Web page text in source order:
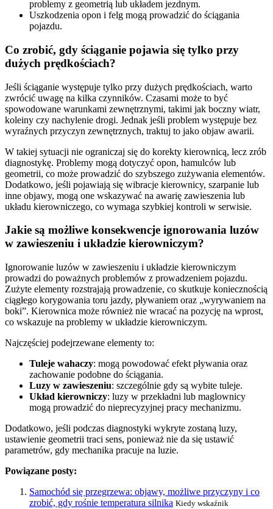
problemy z geometrią lub układem jezdnym.
Uszkodzenia opon i felg mogą prowadzić do ściągania
pojazdu.
Co zrobić, gdy ściąganie pojawia się tylko przy
dużych prędkościach?
Jeśli ściąganie występuje tylko przy dużych prędkościach, warto
zwrócić uwagę na kilka czynników. Czasami może to być
spowodowane warunkami zewnętrznymi, takimi jak boczny wiatr,
koleiny czy nachylenie drogi. Jednak jeśli problem występuje bez
wyraźnych przyczyn zewnętrznych, traktuj to jako objaw awarii.
W takiej sytuacji nie ograniczaj się do korekty kierownicą, lecz zrób
diagnostykę. Problemy mogą dotyczyć opon, hamulców lub
geometrii, co może prowadzić do szybszego zużywania elementów.
Dodatkowo, jeśli pojawiają się wibracje kierownicy, szarpanie lub
inne objawy, mogą one wskazywać na awarię zawieszenia lub
układu kierowniczego, co wymaga szybkiej kontroli w serwisie.
Jakie są możliwe konsekwencje ignorowania luzów
w zawieszeniu i układzie kierowniczym?
Ignorowanie luzów w zawieszeniu i układzie kierowniczym
prowadzi do poważnych problemów z prowadzeniem pojazdu.
Zużyte elementy rozstrajają prowadzenie, co skutkuje koniecznością
ciągłego korygowania toru jazdy, pływaniem oraz „wyrywaniem na
boki”. Kierownica może również nie wracać na pozycję na wprost,
co wskazuje na problemy w układzie kierowniczym.
Najczęściej podejrzewane elementy to:
Tuleje wahaczy: mogą powodować efekt pływania oraz
zachowanie podobne do ściągania.
Luzy w zawieszeniu: szczególnie gdy są wybite tuleje.
Układ kierowniczy: luzy w przekładni lub maglownicy
mogą prowadzić do nieprecyzyjnej pracy mechanizmu.
Dodatkowo, jeśli podczas diagnostyki wykryte zostaną luzy,
ustawienie geometrii traci sens, ponieważ nie da się ustawić
parametrów, gdy mechanika pracuje na luzie.
Powiązane posty:
Samochód się przegrzewa: objawy, możliwe przyczyny i co
zrobić, gdy rośnie temperatura silnika Kiedy wskaźnik